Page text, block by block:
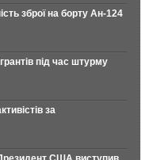
зброї на борту Ан-124
під час штурму
за